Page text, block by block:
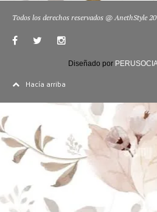
Todos los derechos reservados @ AnethStyle
Diseñado por
Hacía arriba